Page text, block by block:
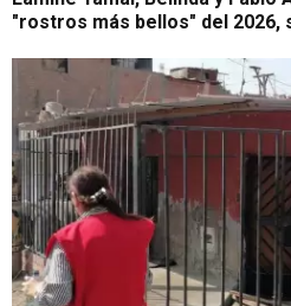
"rostros más bellos" del 2026,